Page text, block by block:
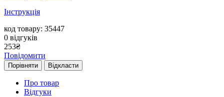
Інструкція
код товару: 35447
0 відгуків
253₴
Повідомити
Порівняти Відкласти
Про товар
Відгуки